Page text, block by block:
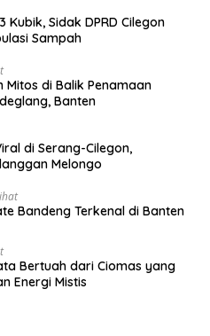
Kubik, Sidak DPRD Cilegon
Sampah
Mitos di Balik Penamaan
Banten
di Serang-Cilegon,
Melongo
Bandeng Terkenal di Banten
Bertuah dari Ciomas yang
Energi Mistis